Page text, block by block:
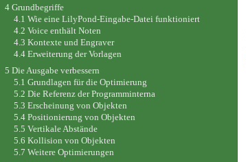
4 Grundbegriffe
4.1 Wie eine LilyPond-Eingabe-Datei funktioniert
4.2 Voice enthält Noten
4.3 Kontexte und Engraver
4.4 Erweiterung der Vorlagen
5 Die Ausgabe verbessern
5.1 Grundlagen für die Optimierung
5.2 Die Referenz der Programminterna
5.3 Erscheinung von Objekten
5.4 Positionierung von Objekten
5.5 Vertikale Abstände
5.6 Kollision von Objekten
5.7 Weitere Optimierungen